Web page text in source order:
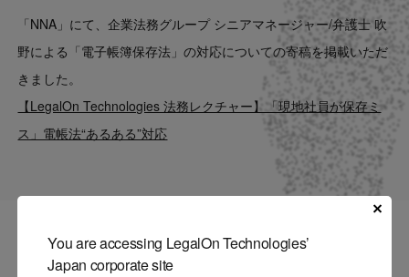
LegalOn Now
Contact
You are accessing LegalOn Technologies’
Japan corporate site
「NNA」にて、企業法務グループ シニアマネージャー/弁護士 吹
野による「電子帳簿保存法」の対応についての寄稿を掲載いただ
きました。
【LegalOn Technologies 法務レクチャー】「現地社員が保存ミ
ス」電帳法“あるある”対応
関連記事